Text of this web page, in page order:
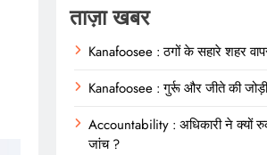
ताज़ा खबर
Kanafoosee : ठगों के सहारे शहर
Kanafoosee : गुर्रू और जीते की जोड़ी
Accountability : अधिकारी ने क्यों
जांच ?